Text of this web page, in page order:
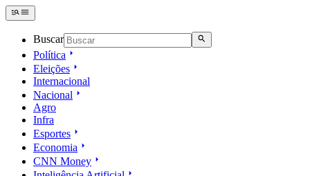
Buscar
Política
Eleições
Internacional
Nacional
Agro
Infra
Esportes
Economia
CNN Money